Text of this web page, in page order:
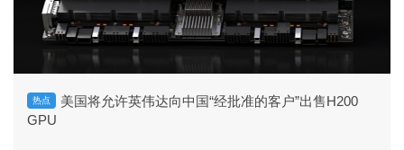
热点
美国将允许英伟达向中国“经批准的客户”出售H200
GPU